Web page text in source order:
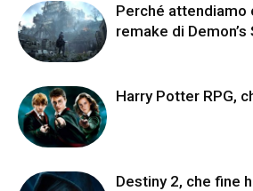
Perché attendiamo
remake di Demon’s
Harry Potter RPG,
Destiny 2, che fine